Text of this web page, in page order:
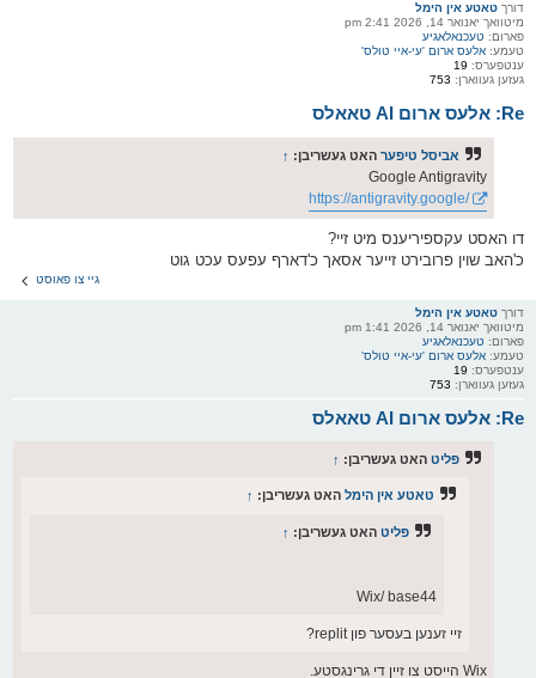
דורך טאטע אין הימל
מיטוואך יאנואר 14, 2026 2:41 pm
פארום: טעכנאלאגיע
טעמע: אלעס ארום 'עי-איי טולס'
ענטפערס: 19
געזען געווארן: 753
Re: אלעס ארום AI טאאלס
אביסל טיפער האט געשריבן: ↑
Google Antigravity
https://antigravity.google/
דו האסט עקספיריענס מיט זיי?
כ'האב שוין פרובירט זייער אסאך כ'דארף עפעס עכט גוט
גיי צו פאוסט
דורך טאטע אין הימל
מיטוואך יאנואר 14, 2026 1:41 pm
פארום: טעכנאלאגיע
טעמע: אלעס ארום 'עי-איי טולס'
ענטפערס: 19
געזען געווארן: 753
Re: אלעס ארום AI טאאלס
פליט האט געשריבן: ↑
טאטע אין הימל האט געשריבן: ↑
פליט האט געשריבן: ↑
Wix/ base44
זיי זענען בעסער פון replit?
Wix הייסט צו זיין די גרינגסטע.